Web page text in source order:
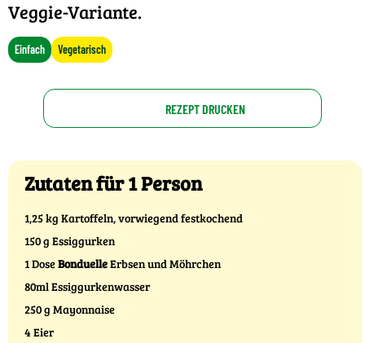
Veggie-Variante.
Einfach Vegetarisch
REZEPT DRUCKEN
Zutaten für 1 Person
1,25 kg Kartoffeln, vorwiegend festkochend
150 g Essiggurken
1 DoseBonduelleErbsen und Möhrchen
80ml Essiggurkenwasser
250 g Mayonnaise
4 Eier